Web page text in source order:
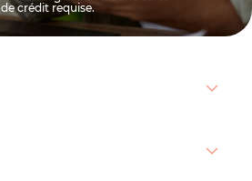
de crédit requise.